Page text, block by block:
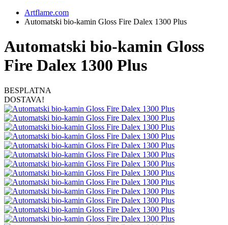
Artflame.com
Automatski bio-kamin Gloss Fire Dalex 1300 Plus
Automatski bio-kamin Gloss
Fire Dalex 1300 Plus
BESPLATNA
DOSTAVA!